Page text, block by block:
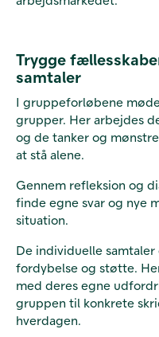
Trygge
samtaler
I gruppeforløbene
grupper. Her arbejdes
og de tanker og
at stå alene.
Gennem refleksion og
finde egne svar og nye
situation.
De individuelle
fordybelse og støtte.
med deres egne
gruppen til konkrete
hverdagen.